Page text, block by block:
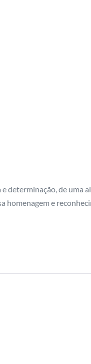
determinação, de uma
homenagem e